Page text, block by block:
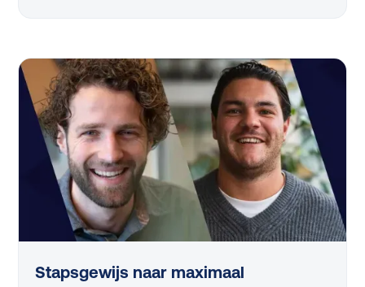
artikel vind je de belangrijkste inzichten op een rij.
Stapsgewijs naar maximaal